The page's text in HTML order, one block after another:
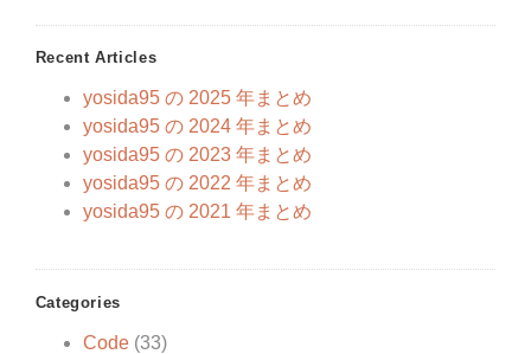
Recent Articles
yosida95 の 2025 年まとめ
yosida95 の 2024 年まとめ
yosida95 の 2023 年まとめ
yosida95 の 2022 年まとめ
yosida95 の 2021 年まとめ
Categories
Code(33)